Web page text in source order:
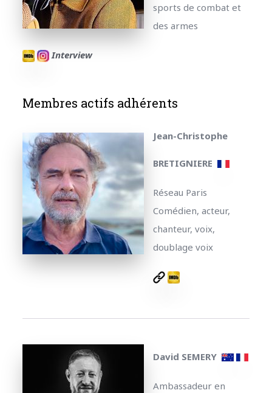
sports de combat et
des armes
Interview
Membres actifs adhérents
Jean-Christophe
BRETIGNIERE
Réseau Paris
Comédien, acteur,
chanteur, voix,
doublage voix
David SEMERY
Ambassadeur en